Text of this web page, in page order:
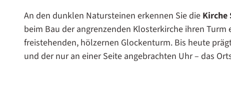
An den dunklen Natursteinen erkennen Sie die Kirche
beim Bau der angrenzenden Klosterkirche ihren
freistehenden, hölzernen Glockenturm. Bis heute
und der nur an einer Seite angebrachten Uhr – das